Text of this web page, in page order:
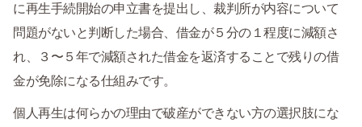
に再生手続開始の申立書を提出し、裁判所が内容について
問題がないと判断した場合、借金が５分の１程度に減額さ
れ、３〜５年で減額された借金を返済することで残りの借
金が免除になる仕組みです。
個人再生は何らかの理由で破産ができない方の選択肢にな